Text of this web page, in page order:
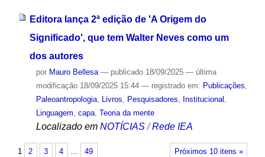
Editora lança 2ª edição de 'A Origem do
Significado', que tem Walter Neves como um
dos autores
por Mauro Bellesa — publicado18/09/2025 — última
modificação18/09/2025 15:44 — registrado em: Publicações,
Paleoantropologia, Livros, Pesquisadores, Institucional ,
Linguagem, capa, Teoria da mente
Localizado em NOTÍCIAS /Rede IEA
Próximos 10 itens »
1 2 3 4 … 49